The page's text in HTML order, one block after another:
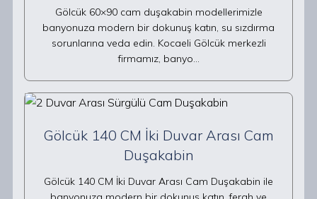
Gölcük 60×90 cam duşakabin modellerimizle
banyonuza modern bir dokunuş katın, su sızdırma
sorunlarına veda edin. Kocaeli Gölcük merkezli
firmamız, banyo…
Gölcük 140 CM İki Duvar Arası Cam
Duşakabin
Gölcük 140 CM İki Duvar Arası Cam Duşakabin ile